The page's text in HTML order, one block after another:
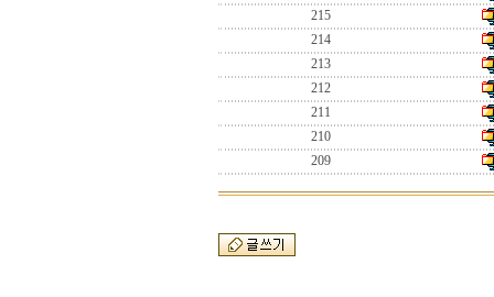
215
214
213
212
211
210
209